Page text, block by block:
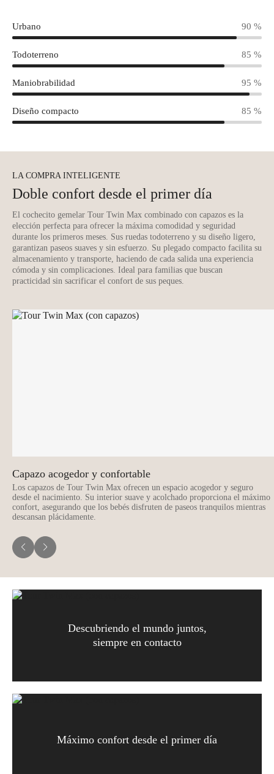
Urbano 90 %
Todoterreno 85 %
Maniobrabilidad 95 %
Diseño compacto 85 %
LA COMPRA INTELIGENTE
Doble confort desde el primer día
El cochecito gemelar Tour Twin Max combinado con capazos es la
elección perfecta para ofrecer la máxima comodidad y seguridad
durante los primeros meses. Sus ruedas todoterreno y su diseño ligero,
garantizan paseos suaves y sin esfuerzo. Su plegado compacto facilita su
almacenamiento y transporte, haciendo de cada salida una experiencia
cómoda y sin complicaciones. Ideal para familias que buscan
practicidad sin sacrificar el confort de sus peques.
Capazo acogedor y confortable
Los capazos de Tour Twin Max ofrecen un espacio acogedor y seguro
desde el nacimiento. Su interior suave y acolchado proporciona el máximo
confort, asegurando que los bebés disfruten de paseos tranquilos mientras
descansan plácidamente.
Descubriendo el mundo juntos,
siempre en contacto
Máximo confort desde el primer día